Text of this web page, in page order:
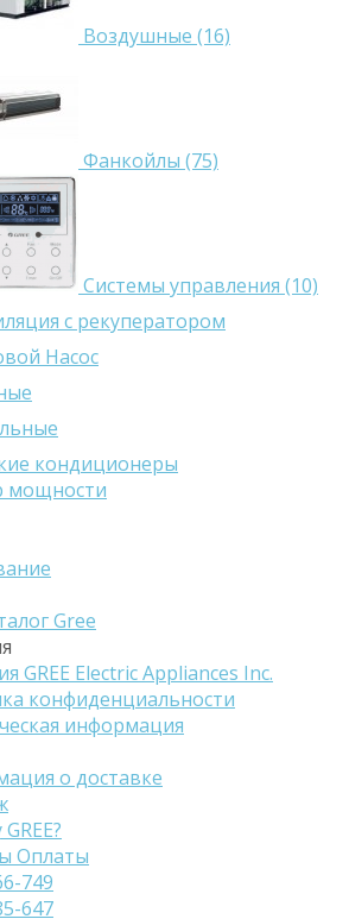
Воздушные (16)
Фанкойлы (75)
Системы управления (10)
с рекуператором
Насос
кондиционеры
мощности
Gree
GREE Electric Appliances Inc.
конфиденциальности
информация
о доставке
Оплаты
749
647